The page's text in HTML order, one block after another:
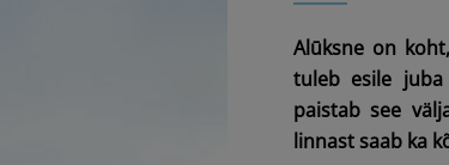
Alūksne on
tuleb esile
paistab see
linnast saab ka